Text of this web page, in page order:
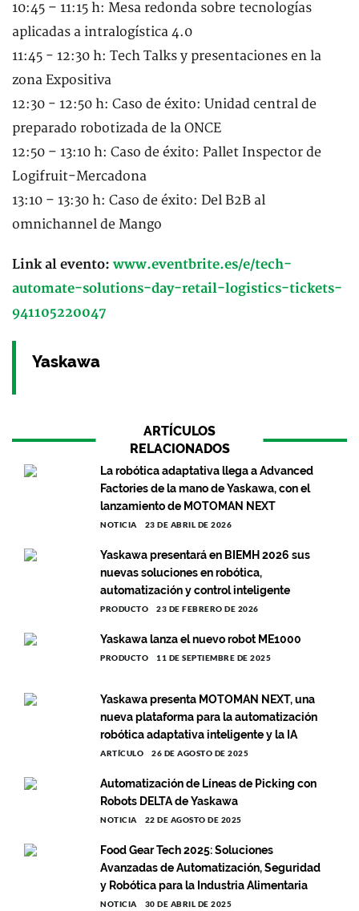
10:45 – 11:15 h: Mesa redonda sobre tecnologías
aplicadas a intralogística 4.0
11:45 - 12:30 h: Tech Talks y presentaciones en la
zona Expositiva
12:30 - 12:50 h: Caso de éxito: Unidad central de
preparado robotizada de la ONCE
12:50 – 13:10 h: Caso de éxito: Pallet Inspector de
Logifruit-Mercadona
13:10 – 13:30 h: Caso de éxito: Del B2B al
omnichannel de Mango
Link al evento: www.eventbrite.es/e/tech-
automate-solutions-day-retail-logistics-tickets-
941105220047
Yaskawa
ARTÍCULOS
RELACIONADOS
La robótica adaptativa llega a Advanced
Factories de la mano de Yaskawa, con el
lanzamiento de MOTOMAN NEXT
NOTICIA 23 DE ABRIL DE 2026
Yaskawa presentará en BIEMH 2026 sus
nuevas soluciones en robótica,
automatización y control inteligente
PRODUCTO 23 DE FEBRERO DE 2026
Yaskawa lanza el nuevo robot ME1000
PRODUCTO 11 DE SEPTIEMBRE DE 2025
Yaskawa presenta MOTOMAN NEXT, una
nueva plataforma para la automatización
robótica adaptativa inteligente y la IA
ARTÍCULO 26 DE AGOSTO DE 2025
Automatización de Líneas de Picking con
Robots DELTA de Yaskawa
NOTICIA 22 DE AGOSTO DE 2025
Food Gear Tech 2025: Soluciones
Avanzadas de Automatización, Seguridad
y Robótica para la Industria Alimentaria
NOTICIA 30 DE ABRIL DE 2025